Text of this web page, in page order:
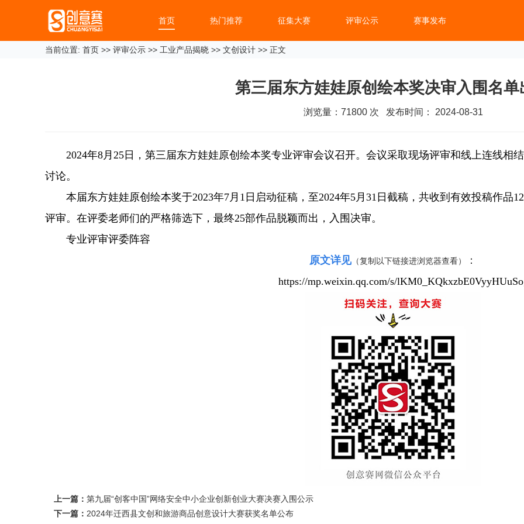
首页 热门推荐 征集大赛 评审公示 赛事发布
当前位置: 首页 >> 评审公示 >> 工业产品揭晓 >> 文创设计 >> 正文
第三届东方娃娃原创绘本奖决审入围名单
浏览量： 71800次 发布时间： 2024-08-31
2024年8月25日，第三届东方娃娃原创绘本奖专业评审会议召开。会议采取现场评审和线上连线相
讨论。
本届东方娃娃原创绘本奖于2023年7月1日启动征稿，至2024年5月31日截稿，共收到有效投稿作品
评审。在评委老师们的严格筛选下，最终25部作品脱颖而出，入围决审。
专业评审评委阵容
原文详见 （复制以下链接进浏览器查看）
：
https://mp.weixin.qq.com/s/
上一篇： 第九届“创客中国”网络安全中小企业创新创业大赛决赛入围公示
下一篇： 2024年迁西县文创和旅游商品创意设计大赛获奖名单公布